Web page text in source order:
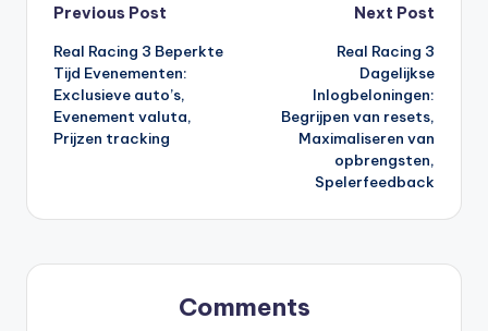
Post
navigation
Previous Post
Real Racing 3 Beperkte
Tijd Evenementen:
Exclusieve auto’s,
Evenement valuta,
Prijzen tracking
Next Post
Real Racing 3
Dagelijkse
Inlogbeloningen:
Begrijpen van resets,
Maximaliseren van
opbrengsten,
Spelerfeedback
Comments